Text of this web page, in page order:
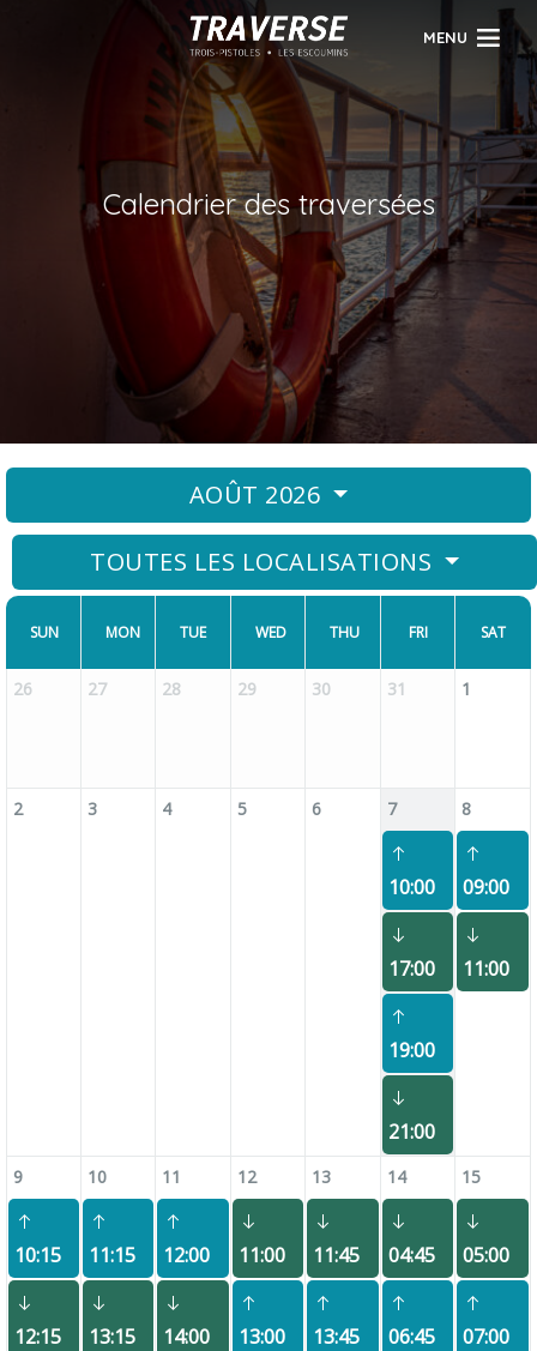
MENU
Calendrier des traversées
AOÛT 2026
TOUTES LES LOCALISATIONS
SUN MON TUE WED THU FRI SAT
26 27 28 29 30 31 1
2 3 4 5 6 7
10:00
17:00
19:00
21:00
8
09:00
11:00
9
10:15
12:15
10
11:15
13:15
11
12:00
14:00
12
11:00
13:00
13
11:45
13:45
14
04:45
06:45
15
05:00
07:00